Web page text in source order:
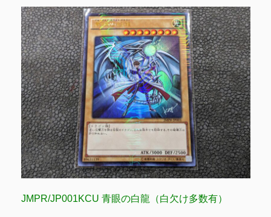
JMPR/JP001KCU 青眼の白龍（白欠け多数有）